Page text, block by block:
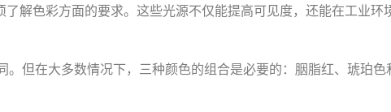
了解色彩方面的要求。这些光源不仅能提高可见度，还能在工业环
但在大多数情况下，三种颜色的组合是必要的：胭脂红、琥珀色